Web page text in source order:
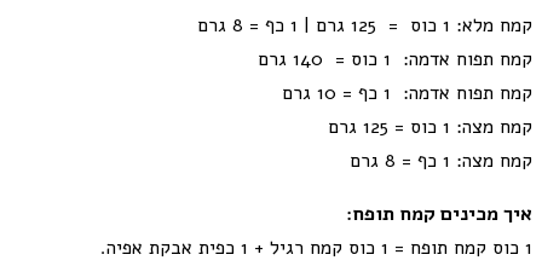
קמח מלא: 1 כוס = 125 גרם | 1 כף = 8 גרם
קמח תפוח אדמה: 1 כוס = 140 גרם
קמח תפוח אדמה: 1 כף = 10 גרם
קמח מצה: 1 כוס = 125 גרם
קמח מצה: 1 כף = 8 גרם
איך מכינים קמח תופח:
1 כוס קמח תופח = 1 כוס קמח רגיל + 1 כפית אבקת אפיה.